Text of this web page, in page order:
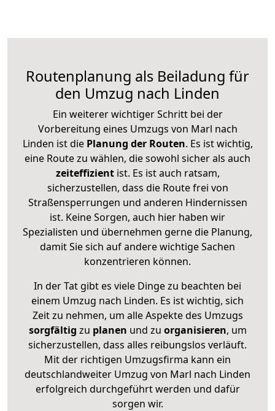
Routenplanung als Beiladung für
den Umzug nach Linden
Ein weiterer wichtiger Schritt bei der
Vorbereitung eines Umzugs von Marl nach
Linden ist diePlanung der Routen. Es ist wichtig,
eine Route zu wählen, die sowohl sicher als auch
zeiteffizientist. Es ist auch ratsam,
sicherzustellen, dass die Route frei von
Straßensperrungen und anderen Hindernissen
ist. Keine Sorgen, auch hier haben wir
Spezialisten und übernehmen gerne die Planung,
damit Sie sich auf andere wichtige Sachen
konzentrieren können.
In der Tat gibt es viele Dinge zu beachten bei
einem Umzug nach Linden. Es ist wichtig, sich
Zeit zu nehmen, um alle Aspekte des Umzugs
sorgfältig zu planen und zu organisieren, um
sicherzustellen, dass alles reibungslos verläuft.
Mit der richtigen Umzugsfirma kann ein
deutschlandweiter Umzug von Marl nach Linden
erfolgreich durchgeführt werden und dafür
sorgen wir.